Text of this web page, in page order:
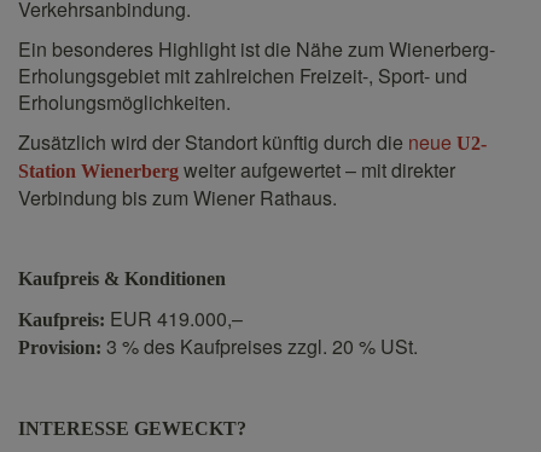
Verkehrsanbindung.
Ein besonderes Highlight ist die Nähe zum Wienerberg-
Erholungsgebiet mit zahlreichen Freizeit-, Sport- und
Erholungsmöglichkeiten.
Zusätzlich wird der Standort künftig durch die neue U2-
Station Wienerberg weiter aufgewertet – mit direkter
Verbindung bis zum Wiener Rathaus.
Kaufpreis & Konditionen
Kaufpreis: EUR 419.000,–
Provision: 3 % des Kaufpreises zzgl. 20 % USt.
INTERESSE GEWECKT?